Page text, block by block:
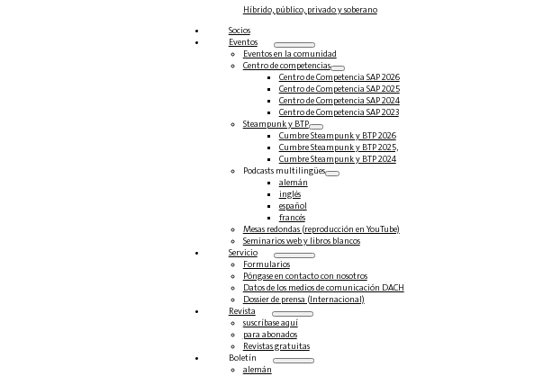
Híbrido, público, privado y soberano
Socios
Eventos
Eventos en la comunidad
Centro de competencias
Centro de Competencia SAP 2026
Centro de Competencia SAP 2025
Centro de Competencia SAP 2024
Centro de Competencia SAP 2023
Steampunk y BTP
Cumbre Steampunk y BTP 2026
Cumbre Steampunk y BTP 2025,
Cumbre Steampunk y BTP 2024
Podcasts multilingües
alemán
inglés
español
francés
Mesas redondas (reproducción en YouTube)
Seminarios web y libros blancos
Servicio
Formularios
Póngase en contacto con nosotros
Datos de los medios de comunicación DACH
Dossier de prensa (Internacional)
Revista
suscríbase aquí
para abonados
Revistas gratuitas
Boletín
alemán